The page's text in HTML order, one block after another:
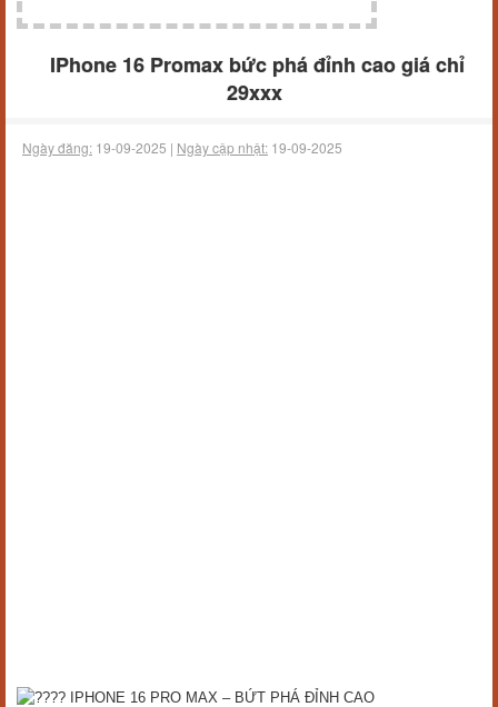
IPhone 16 Promax bức phá đỉnh cao giá chỉ
29xxx
Ngày đăng: 19-09-2025 | Ngày cập nhật: 19-09-2025
IPHONE 16 PRO MAX – BỨT PHÁ ĐỈNH CAO